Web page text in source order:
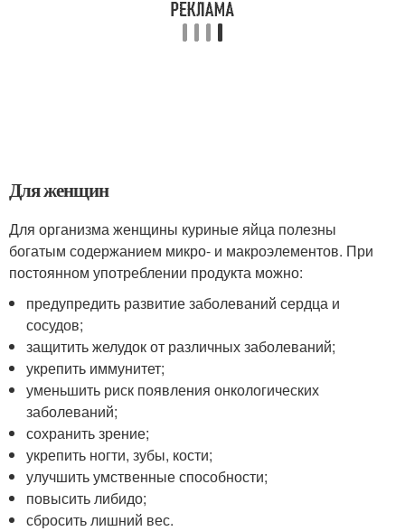
Для женщин
Для организма женщины куриные яйца полезны
богатым содержанием микро- и макроэлементов. При
постоянном употреблении продукта можно:
предупредить развитие заболеваний сердца и
сосудов;
защитить желудок от различных заболеваний;
укрепить иммунитет;
уменьшить риск появления онкологических
заболеваний;
сохранить зрение;
укрепить ногти, зубы, кости;
улучшить умственные способности;
повысить либидо;
сбросить лишний вес.